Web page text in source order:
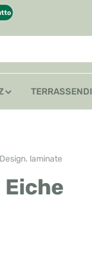
laminate